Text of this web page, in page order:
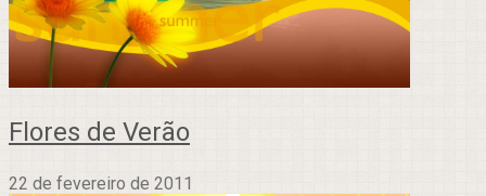
Flores de Verão
22 de fevereiro de 2011